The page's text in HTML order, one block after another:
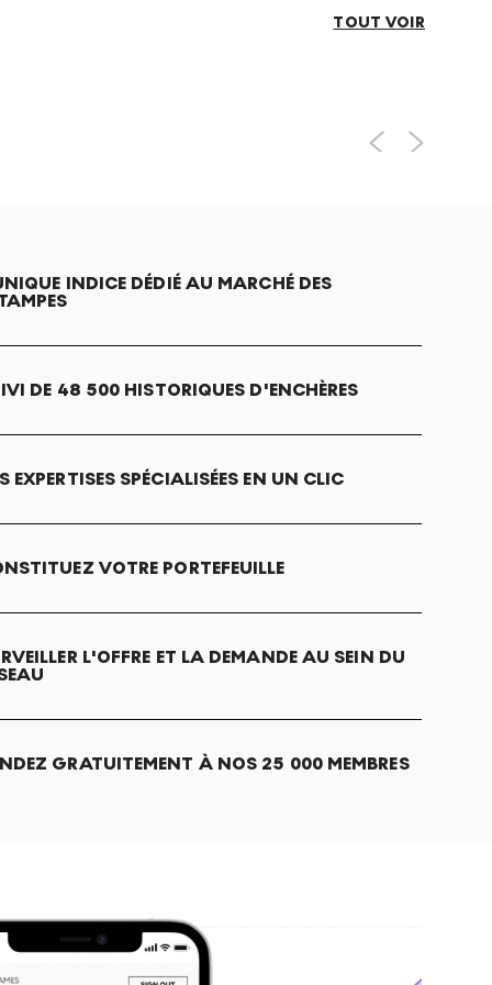
TOUT VOIR
INDICE DÉDIÉ AU MARCHÉ DES
DE 48 500 HISTORIQUES D'ENCHÈRES
EXPERTISES SPÉCIALISÉES EN UN CLIC
VOTRE PORTEFEUILLE
L'OFFRE ET LA DEMANDE AU SEIN DU
GRATUITEMENT À NOS 25 000 MEMBRES